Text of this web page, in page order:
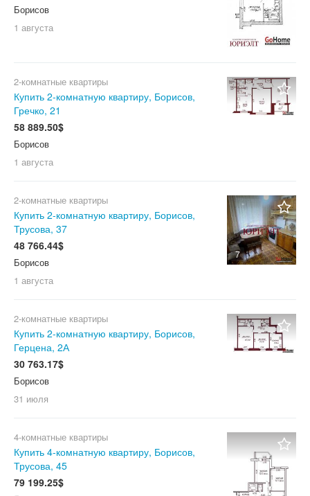
Борисов
1 августа
2-комнатные квартиры
Купить 2-комнатную квартиру, Борисов,
Гречко, 21
58 889.50$
Борисов
1 августа
7
2-комнатные квартиры
Купить 2-комнатную квартиру, Борисов,
Трусова, 37
48 766.44$
Борисов
1 августа
2-комнатные квартиры
Купить 2-комнатную квартиру, Борисов,
Герцена, 2А
30 763.17$
Борисов
31 июля
4-комнатные квартиры
Купить 4-комнатную квартиру, Борисов,
Трусова, 45
79 199.25$